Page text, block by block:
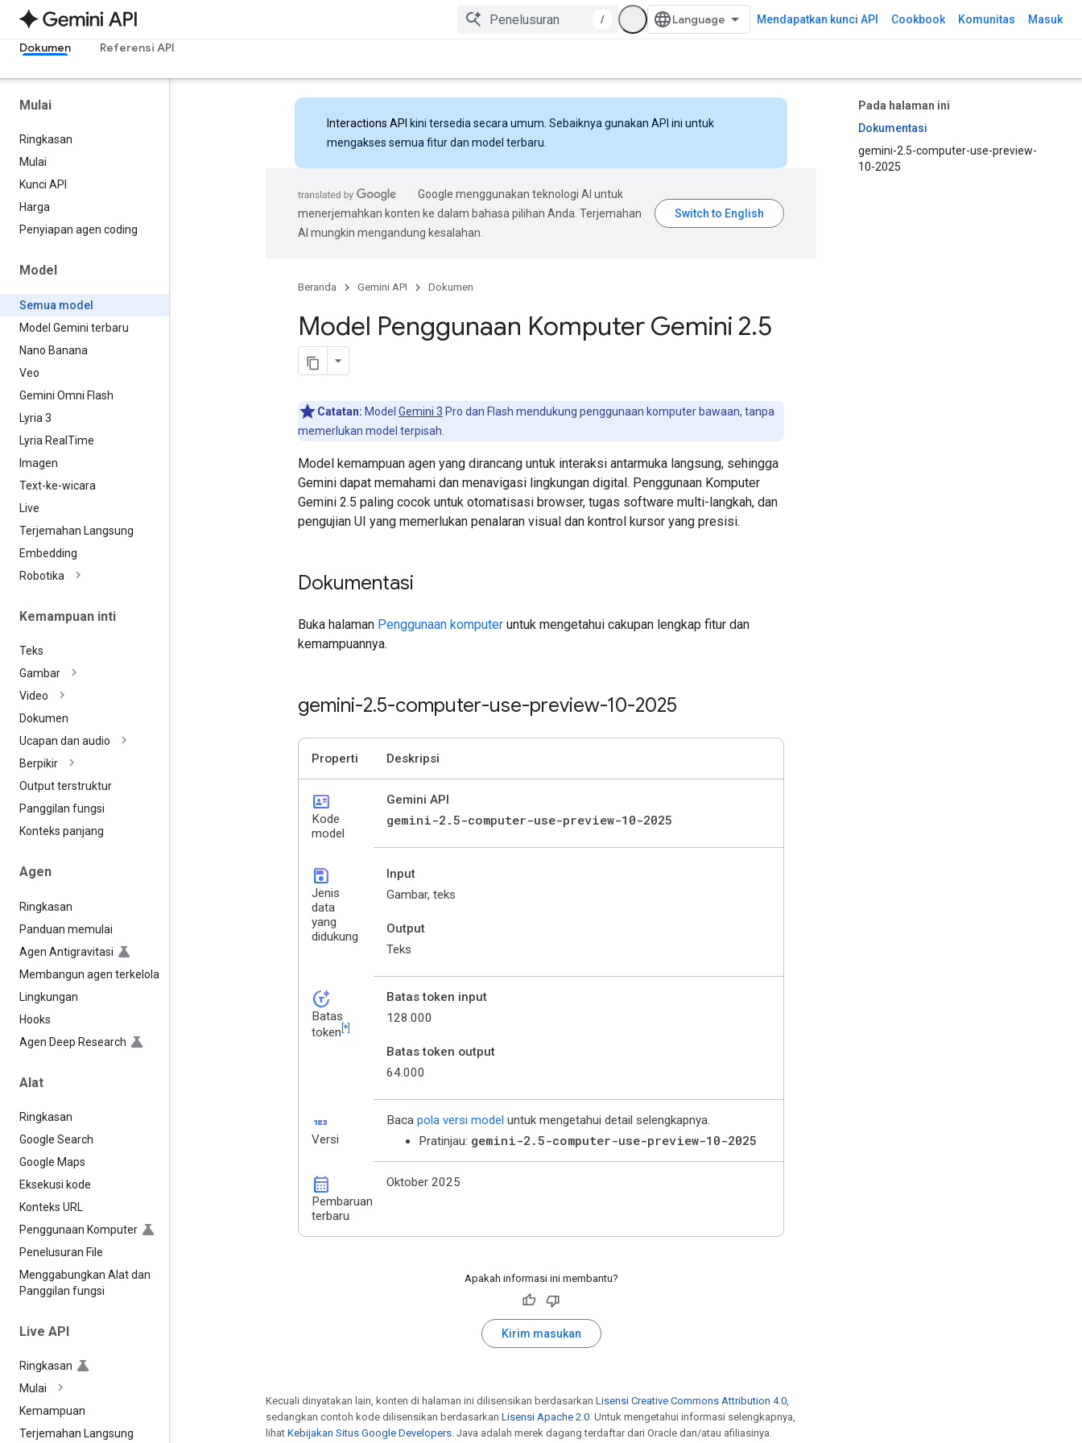
/ Mendapatkan kunci API Cookbook Komunitas Masuk
Dokumen Referensi API
Mulai
Ringkasan
Mulai
Kunci API
Harga
Penyiapan agen coding
Model
Semua model
Model Gemini terbaru
Nano Banana
Veo
Gemini Omni Flash
Lyria 3
Lyria Real Time
Imagen
Text-ke-wicara
Live
Terjemahan Langsung
Embedding
Robotika
Kemampuan inti
Teks
Gambar
Video
Dokumen
Ucapan dan audio
Berpikir
Output terstruktur
Panggilan fungsi
Konteks panjang
Agen
Ringkasan
Panduan memulai
Agen Antigravitasi
Membangun agen terkelola
Lingkungan
Hooks
Agen Deep Research
Alat
Ringkasan
Google Search
Google Maps
Eksekusi kode
Konteks URL
Penggunaan Komputer
Penelusuran File
Menggabungkan Alat dan
Panggilan fungsi
Live API
Ringkasan
Mulai
Kemampuan
Terjemahan Langsung
Pada halaman ini
Dokumentasi
gemini-2.5-computer-use-preview-
10-2025
Interactions API kini tersedia secara umum. Sebaiknya gunakan API ini untuk
mengakses semua fitur dan model terbaru.
Google menggunakan teknologi AI untuk
menerjemahkan konten ke dalam bahasa pilihan Anda. Terjemahan
AI mungkin mengandung kesalahan.
Beranda Gemini API Dokumen
Model Penggunaan Komputer Gemini 2.5
Catatan: Model Gemini 3 Pro dan Flash mendukung penggunaan komputer bawaan, tanpa
memerlukan model terpisah.
Model kemampuan agen yang dirancang untuk interaksi antarmuka langsung, sehingga
Gemini dapat memahami dan menavigasi lingkungan digital. Penggunaan Komputer
Gemini 2.5 paling cocok untuk otomatisasi browser, tugas software multi-langkah, dan
pengujian UI yang memerlukan penalaran visual dan kontrol kursor yang presisi.
Dokumentasi
Buka halaman Penggunaan komputer untuk mengetahui cakupan lengkap fitur dan
kemampuannya.
gemini-2.5-computer-use-preview-10-2025
Properti Deskripsi
id_card
Kode
model
Gemini API
gemini-2.5-computer-use-preview-10-2025
save
Jenis
data
yang
didukung
Input
Gambar, teks
Output
Teks
token_auto
Batas
token [*]
Batas token input
128.000
Batas token output
64.000
123
Versi
Baca pola versi model untuk mengetahui detail selengkapnya.
Pratinjau: gemini-2.5-computer-use-preview-10-2025
calendar_month
Pembaruan
terbaru
Oktober 2025
Apakah informasi ini membantu?
Kirim masukan
Kecuali dinyatakan lain, konten di halaman ini dilisensikan berdasarkan Lisensi Creative Commons Attribution 4.0
sedangkan contoh kode dilisensikan berdasarkan Lisensi Apache 2.0 . Untuk mengetahui informasi selengkapnya,
lihat Kebijakan Situs Google Developers . Java adalah merek dagang terdaftar dari Oracle dan/atau afiliasinya.